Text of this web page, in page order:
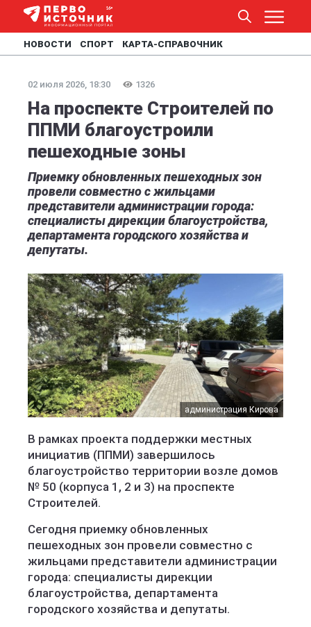
НОВОСТИ СПОРТ КАРТА-СПРАВОЧНИК
02 июля 2026, 18:30 1326
На проспекте Строителей по
ППМИ благоустроили
пешеходные зоны
Приемку обновленных пешеходных зон
провели совместно с жильцами
представители администрации города:
специалисты дирекции благоустройства,
департамента городского хозяйства и
депутаты.
администрация Кирова
В рамках проекта поддержки местных
инициатив (ППМИ) завершилось
благоустройство территории возле домов
№ 50 (корпуса 1, 2 и 3) на проспекте
Строителей.
Сегодня приемку обновленных
пешеходных зон провели совместно с
жильцами представители администрации
города: специалисты дирекции
благоустройства, департамента
городского хозяйства и депутаты.